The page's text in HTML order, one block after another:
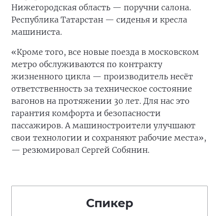
Нижегородская область — поручни салона.
Республика Татарстан — сиденья и кресла
машиниста.
«Кроме того, все новые поезда в московском
метро обслуживаются по контракту
жизненного цикла — производитель несёт
ответственность за техническое состояние
вагонов на протяжении 30 лет. Для нас это
гарантия комфорта и безопасности
пассажиров. А машиностроители улучшают
свои технологии и сохраняют рабочие места»,
— резюмировал Сергей Собянин.
Спикер